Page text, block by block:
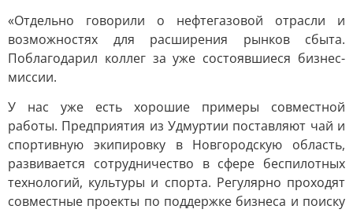
«Отдельно говорили о нефтегазовой отрасли и
возможностях для расширения рынков сбыта.
Поблагодарил коллег за уже состоявшиеся бизнес-
миссии.
У нас уже есть хорошие примеры совместной
работы. Предприятия из Удмуртии поставляют чай и
спортивную экипировку в Новгородскую область,
развивается сотрудничество в сфере беспилотных
технологий, культуры и спорта. Регулярно проходят
совместные проекты по поддержке бизнеса и поиску